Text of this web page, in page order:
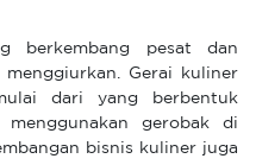
berkembang pesat dan
Gerai kuliner
dari yang berbentuk
gerobak di
bisnis kuliner juga